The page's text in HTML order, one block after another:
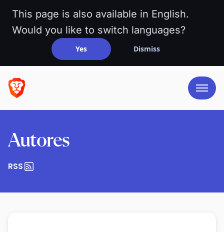
This page is also available in English.
Would you like to switch languages?
Yes Dismiss
Autores
RSS